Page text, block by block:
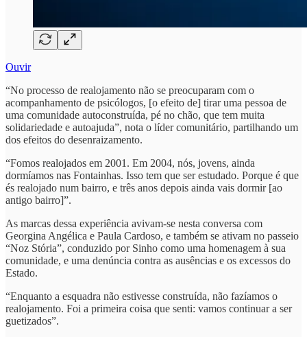
Ouvir
“No processo de realojamento não se preocuparam com o
acompanhamento de psicólogos, [o efeito de] tirar uma pessoa de
uma comunidade autoconstruída, pé no chão, que tem muita
solidariedade e autoajuda”, nota o líder comunitário, partilhando um
dos efeitos do desenraizamento.
“Fomos realojados em 2001. Em 2004, nós, jovens, ainda
dormíamos nas Fontainhas. Isso tem que ser estudado. Porque é que
és realojado num bairro, e três anos depois ainda vais dormir [ao
antigo bairro]”.
As marcas dessa experiência avivam-se nesta conversa com
Georgina Angélica e Paula Cardoso, e também se ativam no passeio
“Noz Stória”, conduzido por Sinho como uma homenagem à sua
comunidade, e uma denúncia contra as ausências e os excessos do
Estado.
“Enquanto a esquadra não estivesse construída, não fazíamos o
realojamento. Foi a primeira coisa que senti: vamos continuar a ser
guetizados”.